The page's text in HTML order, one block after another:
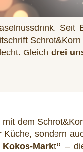
Seit
Gleich drei
dem
sondern
Markt“ –